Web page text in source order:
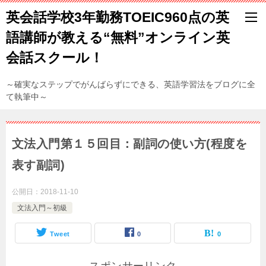
英会話学校3年勤務TOEIC960点の英
語講師が教える“無料”オンライン英
会話スクール！
～確実なステップでがんばらずにできる、英語学習法をブログに全
て執筆中～
文法入門第１５回目：副詞の使い方(程度を
表す副詞)
公開日： 2018-11-10
文法入門～初級
Tweet 0 0